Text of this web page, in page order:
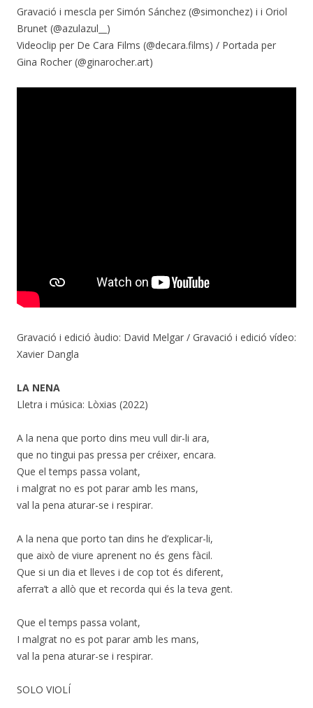
Gravació i mescla per Simón Sánchez (@simonchez) i i Oriol
Brunet (@azulazul__)
Videoclip per De Cara Films (@decara.films) / Portada per
Gina Rocher (@ginarocher.art)
Gravació i edició àudio: David Melgar / Gravació i edició vídeo:
Xavier Dangla
LA NENA
Lletra i música: Lòxias (2022)
A la nena que porto dins meu vull dir-li ara,
que no tingui pas pressa per créixer, encara.
Que el temps passa volant,
i malgrat no es pot parar amb les mans,
val la pena aturar-se i respirar.
A la nena que porto tan dins he d’explicar-li,
que això de viure aprenent no és gens fàcil.
Que si un dia et lleves i de cop tot és diferent,
aferra’t a allò que et recorda qui és la teva gent.
Que el temps passa volant,
I malgrat no es pot parar amb les mans,
val la pena aturar-se i respirar.
SOLO VIOLÍ